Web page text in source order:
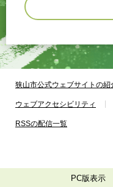
狭山市公式ウェブサイトの紹
ウェブアクセシビリティ
RSSの配信一覧
PC版表示